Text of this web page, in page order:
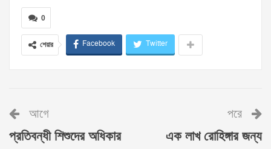
0
শেয়ার Facebook Twitter
আগে
প্রতিবন্ধী শিশুদের অধিকার
পরে
এক লাখ রোহিঙ্গার জন্য